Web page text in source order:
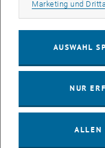
chemometrische
Kalibrierung,
oder statistische
nützlich. Prof. Varmuza
für Statistik und
Methode zur
beiden Professoren
„Introduction to
Marketing und
AUSWAHL
NUR
ALLEN